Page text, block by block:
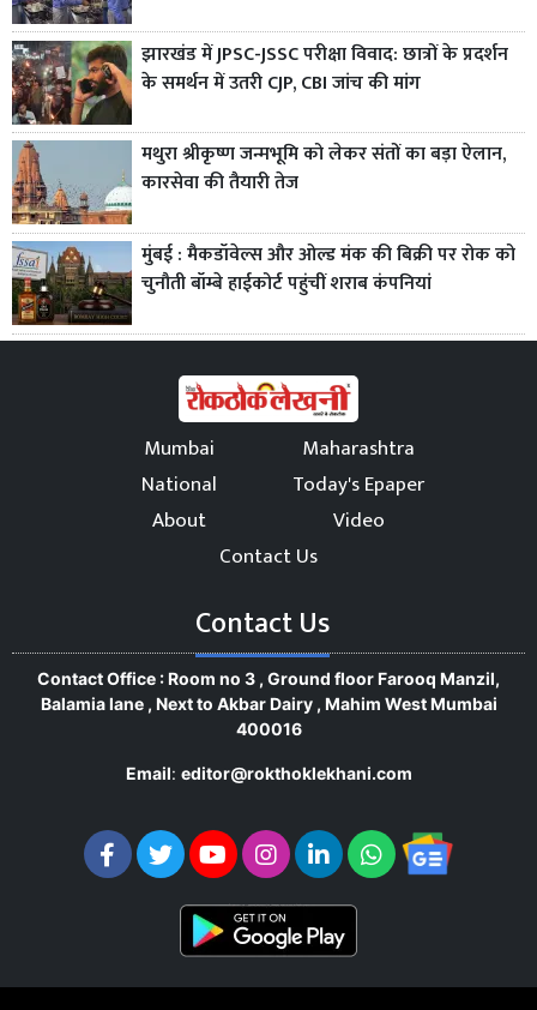
झारखंड में JPSC-JSSC परीक्षा विवाद: छात्रों के प्रदर्शन
के समर्थन में उतरी CJP, CBI जांच की मांग
मथुरा श्रीकृष्ण जन्मभूमि को लेकर संतों का बड़ा ऐलान,
कारसेवा की तैयारी तेज
मुंबई : मैकडॉवेल्स और ओल्ड मंक की बिक्री पर रोक को
चुनौती बॉम्बे हाईकोर्ट पहुंचीं शराब कंपनियां
Mumbai
Maharashtra
National
Today's Epaper
About
Video
Contact Us
Contact Us
Contact Office : Room no 3 , Ground floor Farooq Manzil,
Balamia lane , Next to Akbar Dairy , Mahim West Mumbai
400016
Email: editor@rokthoklekhani.com